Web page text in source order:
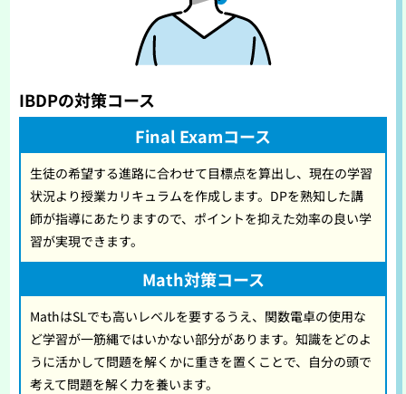
IBDPの対策コース
Final Examコース
生徒の希望する進路に合わせて目標点を算出し、現在の学習
状況より授業カリキュラムを作成します。DPを熟知した講
師が指導にあたりますので、ポイントを抑えた効率の良い学
習が実現できます。
Math対策コース
MathはSLでも高いレベルを要するうえ、関数電卓の使用な
ど学習が一筋縄ではいかない部分があります。知識をどのよ
うに活かして問題を解くかに重きを置くことで、自分の頭で
考えて問題を解く力を養います。